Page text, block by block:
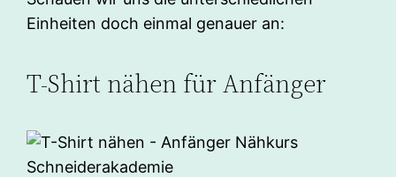
Einheiten doch einmal genauer an:
T-Shirt nähen für Anfänger